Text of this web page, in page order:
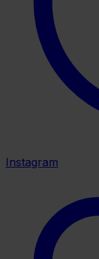
Instagram